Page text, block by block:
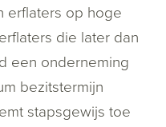
erflaters op hoge
die later dan
een onderneming
bezitstermijn
stapsgewijs toe